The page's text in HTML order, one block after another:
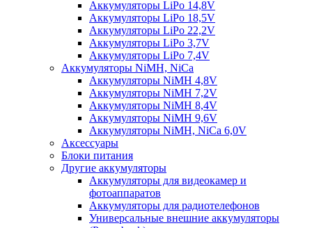
Аккумуляторы LiPo 14,8V
Аккумуляторы LiPo 18,5V
Аккумуляторы LiPo 22,2V
Аккумуляторы LiPo 3,7V
Аккумуляторы LiPo 7,4V
Аккумуляторы NiMH, NiCa
Аккумуляторы NiMH 4,8V
Аккумуляторы NiMH 7,2V
Аккумуляторы NiMH 8,4V
Аккумуляторы NiMH 9,6V
Аккумуляторы NiMH, NiCa 6,0V
Аксессуары
Блоки питания
Другие аккумуляторы
Аккумуляторы для видеокамер и
фотоаппаратов
Аккумуляторы для радиотелефонов
Универсальные внешние аккумуляторы